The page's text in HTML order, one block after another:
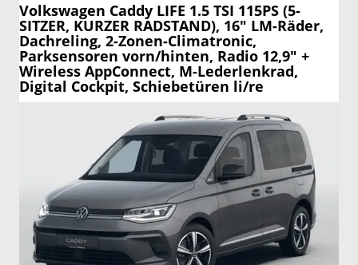
Volkswagen Caddy LIFE 1.5 TSI 115PS (5-
SITZER, KURZER RADSTAND), 16" LM-Räder,
Dachreling, 2-Zonen-Climatronic,
Parksensoren vorn/hinten, Radio 12,9" +
Wireless AppConnect, M-Lederlenkrad,
Digital Cockpit, Schiebetüren li/re